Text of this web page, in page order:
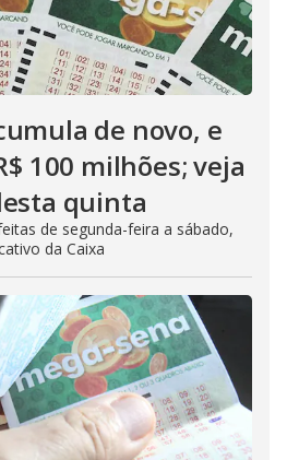
de novo, e
100 milhões; veja
quinta
de segunda-feira a sábado,
da Caixa